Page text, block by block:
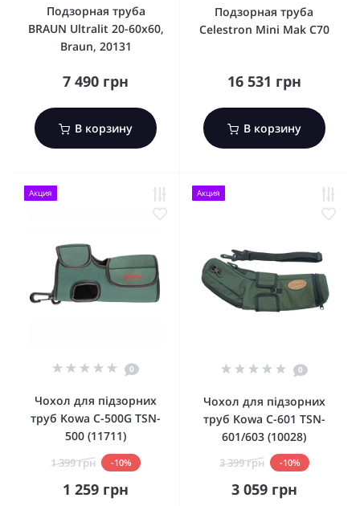
Подзорная труба
BRAUN Ultralit 20-60х60,
Braun, 20131
7 490 грн
В корзину
Подзорная труба
Celestron Mini Mak C70
16 531 грн
В корзину
Акция
0
Чохол для підзорних
труб Kowa C-500G TSN-
500 (11711)
1 399 грн -10%
1 259 грн
Акция
0
Чохол для підзорних
труб Kowa C-601 TSN-
601/603 (10028)
3 399 грн -10%
3 059 грн